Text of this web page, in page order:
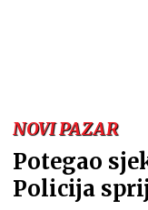
NOVI PAZAR
Potegao
Policija